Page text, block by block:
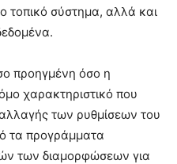
τοπικό σύστημα, αλλά και
προηγμένη όσο η
χαρακτηριστικό που
αλλαγής των ρυθμίσεων του
τα προγράμματα
των διαμορφώσεων για